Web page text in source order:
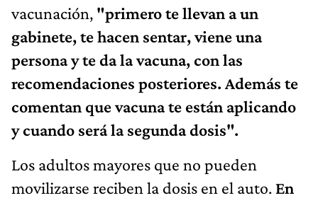
vacunación, "primero te llevan a un
gabinete, te hacen sentar, viene una
persona y te da la vacuna, con las
recomendaciones posteriores. Además te
comentan que vacuna te están aplicando
y cuando será la segunda dosis".
Los adultos mayores que no pueden
movilizarse reciben la dosis en el auto. En